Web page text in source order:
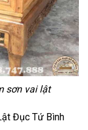
sơn vai lật
Đục Tứ Bình